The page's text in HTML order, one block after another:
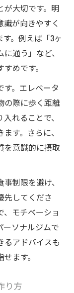
が大切です。明
が向きやすく
。例えば「3ヶ
通う」など、
めです。
す。エレベータ
の際に歩く距離
れることで、
す。さらに、
を意識的に摂取
制限を避け、
先してくださ
、モチベーショ
ーソナルジムで
るアドバイスも
ます。
り方